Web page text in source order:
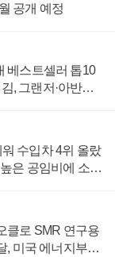
공개 예정
베스트셀러 톱10
, 그랜저·아반떼
수입차 4위 올랐
은 공임비에 소비
클로 SMR 연구용
, 미국 에너지부